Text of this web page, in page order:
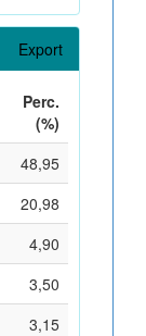
Export
Perc.
(%)
48,95
20,98
4,90
3,50
3,15